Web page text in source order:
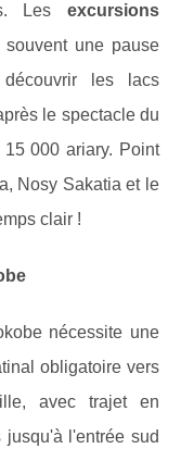
Les excursions
une pause
les lacs
le spectacle du
000 ariary. Point
Nosy Sakatia et le
clair !
nécessite une
obligatoire vers
avec trajet en
l'entrée sud